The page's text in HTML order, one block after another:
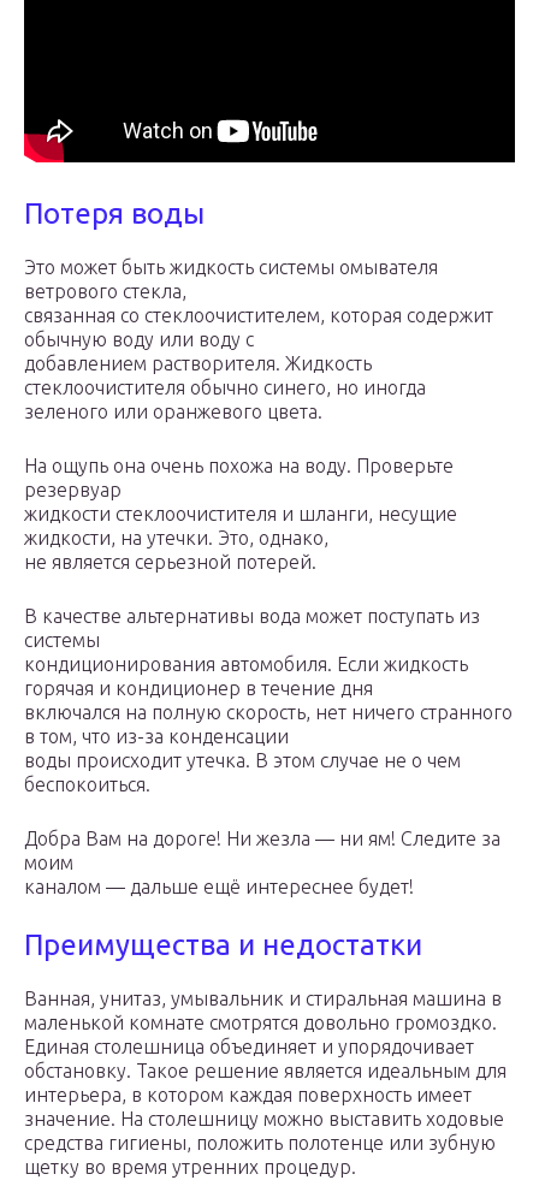
Потеря воды
Это может быть жидкость системы омывателя
ветрового стекла,
связанная со стеклоочистителем, которая содержит
обычную воду или воду с
добавлением растворителя. Жидкость
стеклоочистителя обычно синего, но иногда
зеленого или оранжевого цвета.
На ощупь она очень похожа на воду. Проверьте
резервуар
жидкости стеклоочистителя и шланги, несущие
жидкости, на утечки. Это, однако,
не является серьезной потерей.
В качестве альтернативы вода может поступать из
системы
кондиционирования автомобиля. Если жидкость
горячая и кондиционер в течение дня
включался на полную скорость, нет ничего странного
в том, что из-за конденсации
воды происходит утечка. В этом случае не о чем
беспокоиться.
Добра Вам на дороге! Ни жезла — ни ям! Следите за
моим
каналом — дальше ещё интереснее будет!
Преимущества и недостатки
Ванная, унитаз, умывальник и стиральная машина в
маленькой комнате смотрятся довольно громоздко.
Единая столешница объединяет и упорядочивает
обстановку. Такое решение является идеальным для
интерьера, в котором каждая поверхность имеет
значение. На столешницу можно выставить ходовые
средства гигиены, положить полотенце или зубную
щетку во время утренних процедур.